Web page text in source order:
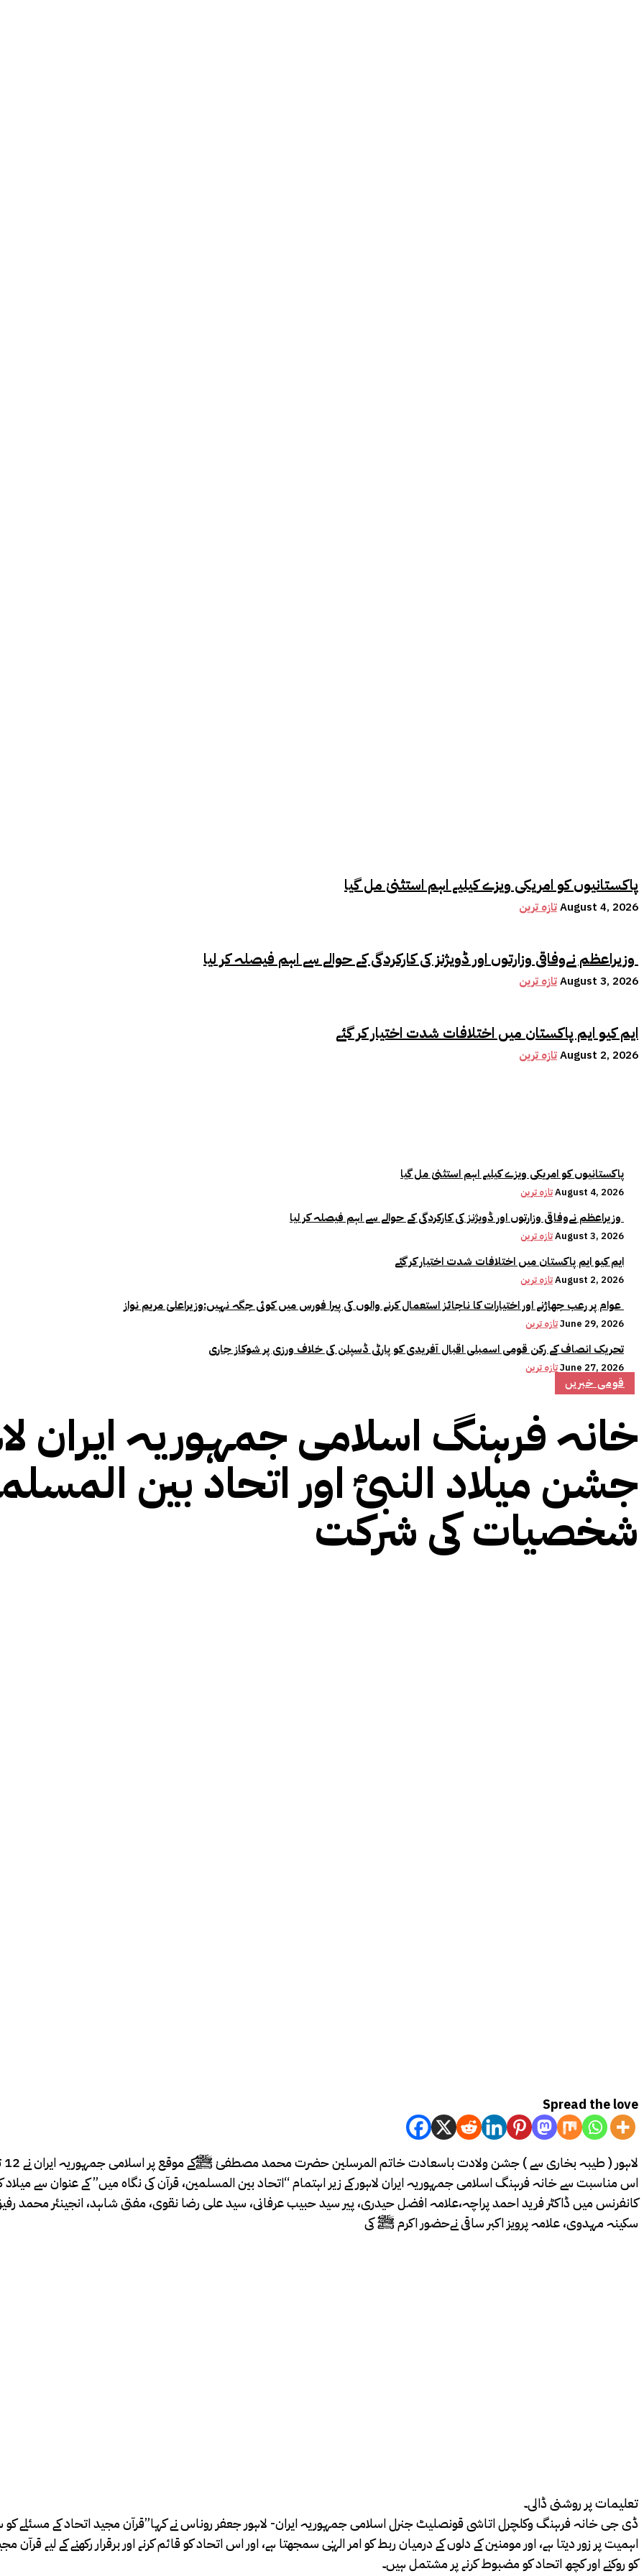
پاکستانیوں کو امریکی ویزے کیلیے اہم استثنیٰ مل گیا
تازہ ترینAugust 4, 2026
وزیراعظم نےوفاقی وزارتوں اور ڈویژنز کی کارکردگی کے حوالے سے اہم فیصلہ کر لیا
تازہ ترینAugust 3, 2026
ایم کیو ایم پاکستان میں اختلافات شدت اختیار کر گئے
تازہ ترینAugust 2, 2026
پاکستانیوں کو امریکی ویزے کیلیے اہم استثنیٰ مل گیا
تازہ ترینAugust 4, 2026
تازہ ترینAugust 3, 2026
ایم کیو ایم پاکستان میں اختلافات شدت اختیار کر گئے
تازہ ترینAugust 2, 2026
تازہ ترینJune 29, 2026
تحریک انصاف کے رکن قومی اسمبلی اقبال آفریدی کو پارٹی ڈسپلن کی خلاف ورزی پر شوکاز جاری
تازہ ترینJune 27, 2026
قومی خبریں
خانہ فرہنگ اسلامی جمہوریہ ایران
جشن میلاد النبیؐ اور اتحاد بین
شخصیات کی شرکت
Spread the love
اس مناسبت سے خانہ فرہنگ اسلامی جمہوریہ ایران لاہور کے زیر اہتمام “اتحاد بین المسلمین، قرآن کی نگاہ میں” کے عنوان سے میلاد
کانفرنس میں ڈاکٹر فرید احمد پراچہ،علامہ افضل حیدری، پیر سید حبیب عرفانی، سید علی رضا نقوی، مفتی شاہد، انجینئر محمد
سکینہ مہدوی، علامہ پرویز اکبر ساقی نےحضور اکرم ﷺ کی
تعلیمات پر روشنی ڈالی۔
ڈی جی خانہ فرہنگ وکلچرل اتاشی قونصلیٹ جنرل اسلامی جمہوریہ ایران- لاہور جعفر روناس نے کہا”قرآن مجید اتحاد کے مسئلے
اہمیت پر زور دیتا ہے، اور مومنین کے دلوں کے درمیان ربط کو امر الہٰی سمجھتا ہے، اور اس اتحاد کو قائم کرنے اور برقرار رکھنے کے
کو روکنے اور کچھ اتحاد کو مضبوط کرنے پر مشتمل ہیں۔